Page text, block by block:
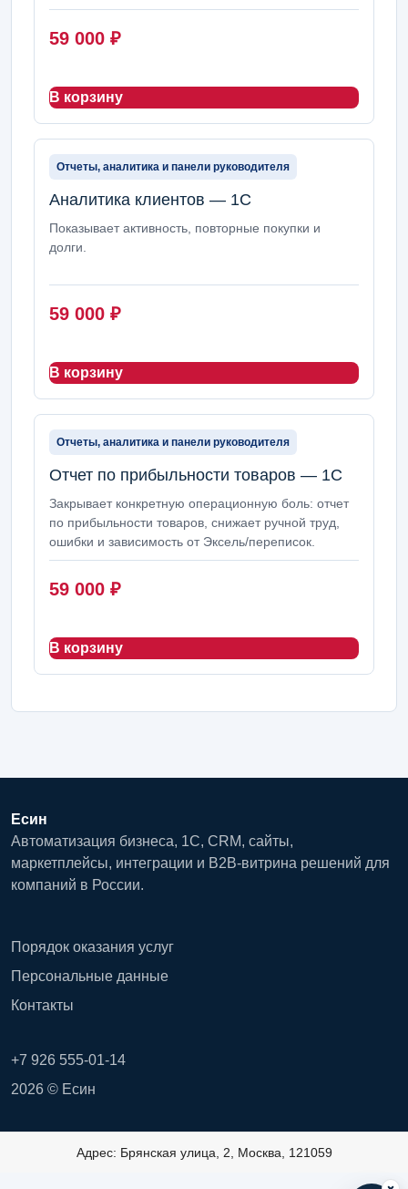
59 000 ₽
В корзину
Отчеты, аналитика и панели руководителя
Аналитика клиентов — 1С
Показывает активность, повторные покупки и
долги.
59 000 ₽
В корзину
Отчеты, аналитика и панели руководителя
Отчет по прибыльности товаров — 1С
Закрывает конкретную операционную боль: отчет
по прибыльности товаров, снижает ручной труд,
ошибки и зависимость от Эксель/переписок.
59 000 ₽
В корзину
Есин
Автоматизация бизнеса, 1С, CRM, сайты,
маркетплейсы, интеграции и B2B-витрина решений для
компаний в России.
Порядок оказания услуг
Персональные данные
Контакты
+7 926 555-01-14
2026 © Есин
Адрес: Брянская улица, 2, Москва, 121059